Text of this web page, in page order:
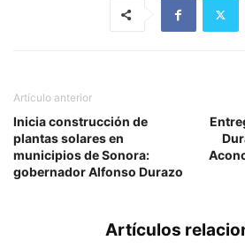
Artículo anterior
Inicia construcción de
plantas solares en
municipios de Sonora:
gobernador Alfonso Durazo
Artículos